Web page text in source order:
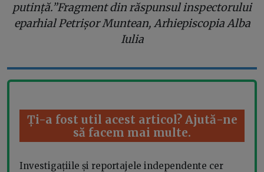
putință.”Fragment din răspunsul inspectorului
eparhial Petrișor Muntean, Arhiepiscopia Alba
Iulia
Ți-a fost util acest articol? Ajută-ne
să facem mai multe.
Investigațiile și reportajele independente cer